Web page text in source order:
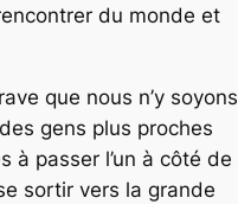
du monde et
que nous n’y soyons
gens plus proches
à passer l’un à côté de
sortir vers la grande